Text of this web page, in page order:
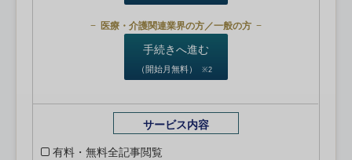
医療・介護関連業界の方／一般の方
手続きへ進む
（開始月無料） ※2
サービス内容
有料・無料全記事閲覧